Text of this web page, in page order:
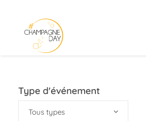
Type d'événement
Tous types